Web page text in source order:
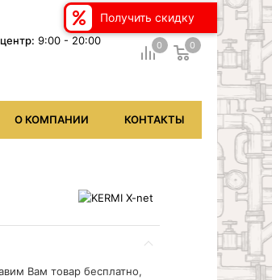
9:00 - 20:00
О КОМПАНИИ КОНТАКТЫ
0 0
Вам товар бесплатно,
Получить скидку